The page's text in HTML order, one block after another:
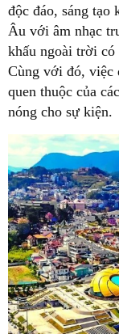
độc đáo, sáng tạo
Âu với âm nhạc
khấu ngoài trời
Cùng với đó, việc
quen thuộc của
nóng cho sự kiện.